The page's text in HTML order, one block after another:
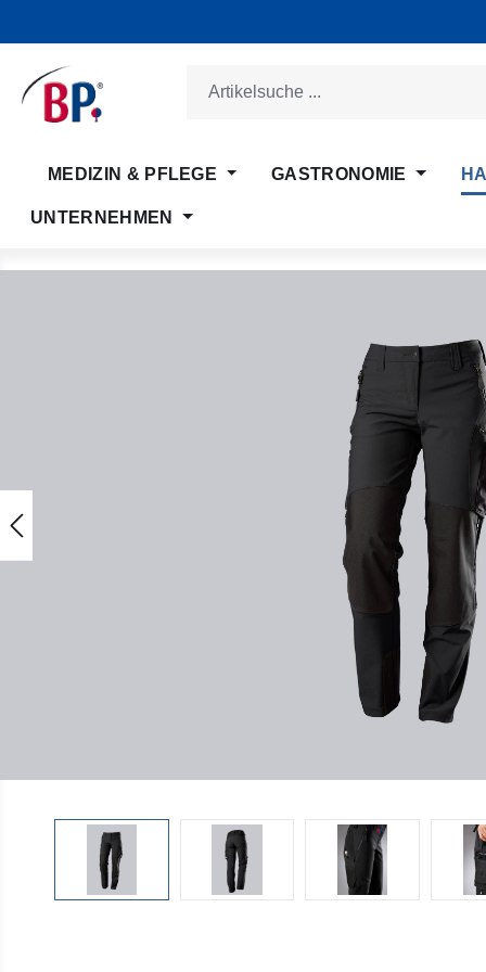
MEDIZIN & PFLEGE GASTRONOMIE
UNTERNEHMEN